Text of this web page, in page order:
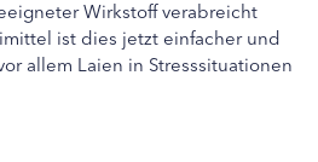
Wirkstoff verabreicht
ist dies jetzt einfacher und
allem Laien in Stresssituationen